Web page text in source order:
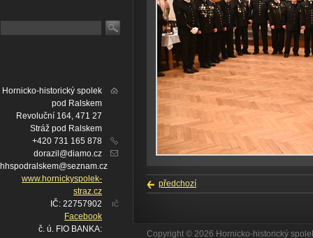
předchozí
Hornicko-historický spolek
pod Ralskem
Revoluční 164, 471 27
Stráž pod Ralskem
+420 731 165 878
dorazil@diamo.cz
hhspodralskem@seznam.cz
www.hornickyspolek-
straz.cz
IČ
IČ: 22757902
Facebook
č. ú. FIO BANKA:
Copyright © 2026 Hornicko-historický